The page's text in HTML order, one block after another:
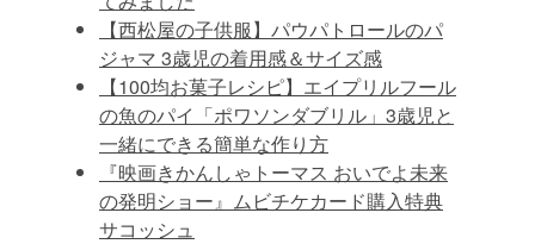
【西松屋の子供服】パウパトロールのパ
ジャマ 3歳児の着用感＆サイズ感
【100均お菓子レシピ】エイプリルフール
の魚のパイ「ポワソンダブリル」3歳児と
一緒にできる簡単な作り方
『映画きかんしゃトーマス おいでよ未来
の発明ショー』ムビチケカード購入特典
サコッシュ